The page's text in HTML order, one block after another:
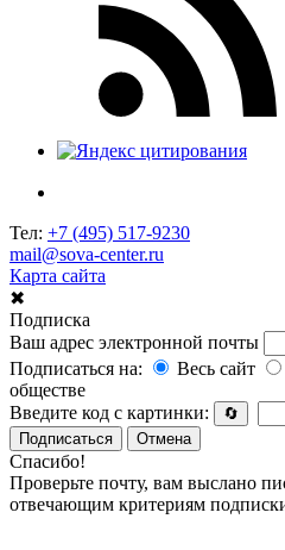
Тел: +7 (495) 517-9230
mail@sova-center.ru
Карта сайта
✖
Подписка
Ваш адрес электронной почты
Подписаться на:
Весь сайт
обществе
Введите код с картинки:
🔄
Подписаться
Отмена
Спасибо!
Проверьте почту, вам выслано
отвечающим критериям